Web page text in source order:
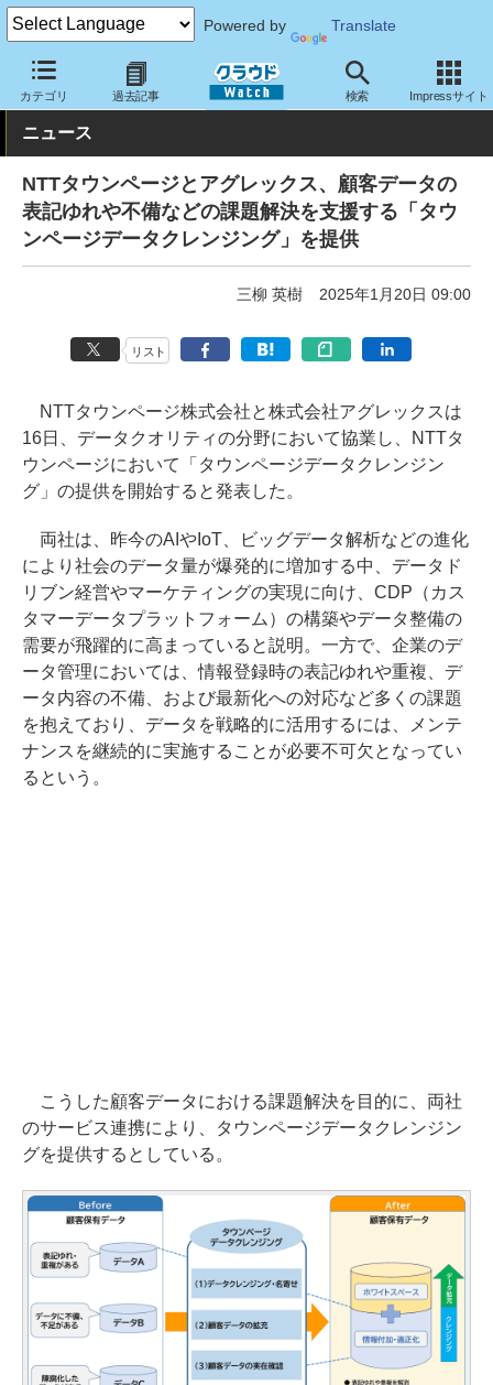
Powered by Translate
カテゴリ 過去記事 検索 Impressサイト
クラウド Watch サービス・ソフト サービス 業務関連
ニュース
NTTタウンページとアグレックス、顧客データの
表記ゆれや不備などの課題解決を支援する「タウ
ンページデータクレンジング」を提供
三柳 英樹 2025年1月20日 09:00
リスト
NTTタウンページ株式会社と株式会社アグレックスは
16日、データクオリティの分野において協業し、NTTタ
ウンページにおいて「タウンページデータクレンジン
グ」の提供を開始すると発表した。
両社は、昨今のAIやIoT、ビッグデータ解析などの進化
により社会のデータ量が爆発的に増加する中、データド
リブン経営やマーケティングの実現に向け、CDP（カス
タマーデータプラットフォーム）の構築やデータ整備の
需要が飛躍的に高まっていると説明。一方で、企業のデ
ータ管理においては、情報登録時の表記ゆれや重複、デ
ータ内容の不備、および最新化への対応など多くの課題
を抱えており、データを戦略的に活用するには、メンテ
ナンスを継続的に実施することが必要不可欠となってい
るという。
こうした顧客データにおける課題解決を目的に、両社
のサービス連携により、タウンページデータクレンジン
グを提供するとしている。